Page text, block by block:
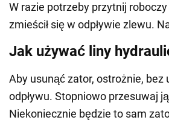
W razie potrzeby przytnij
zmieścił się w odpływie zlewu.
Jak używać liny
Aby usunąć zator, ostrożnie, bez
odpływu. Stopniowo przesuwaj
Niekoniecznie będzie to sam